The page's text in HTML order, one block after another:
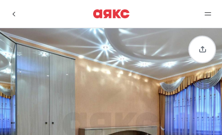
г. Краснодар
Сравнение
Услуги